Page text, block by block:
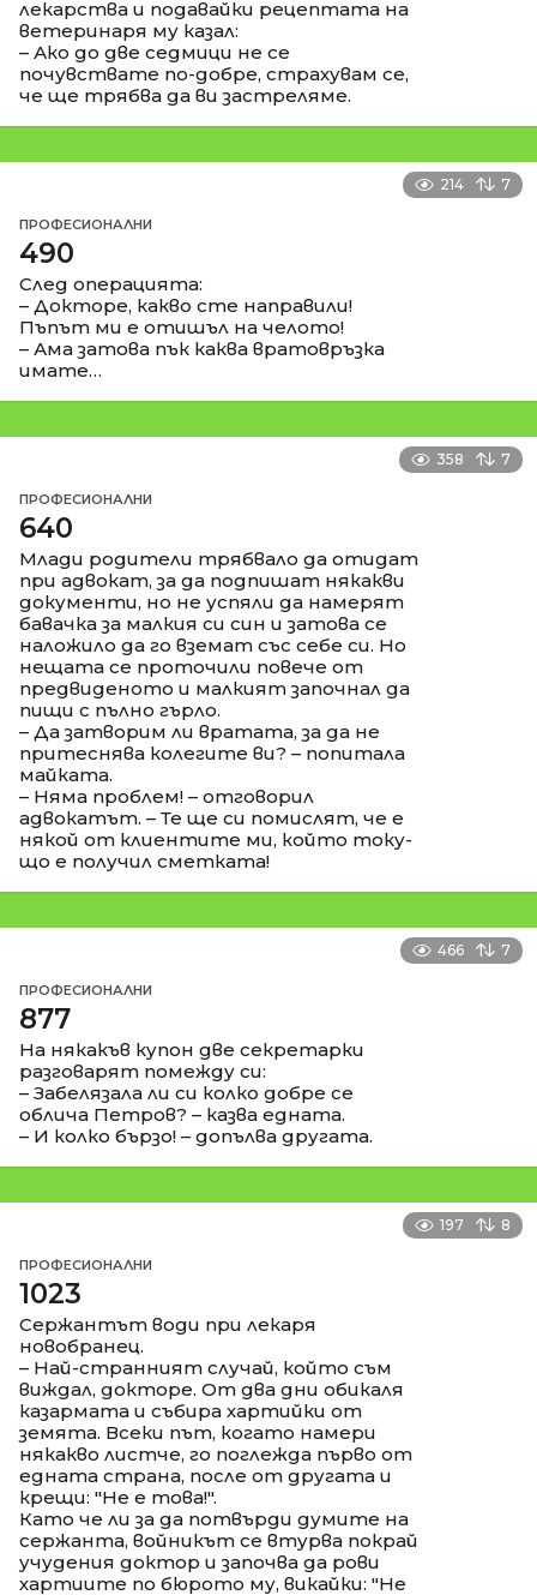
лекарства и подавайки рецептата на
ветеринаря му казал:
– Ако до две седмици не се
почувствате по-добре, страхувам се,
че ще трябва да ви застреляме.
214 7
ПРОФЕСИОНАЛНИ
490
След операцията:
– Докторе, какво сте направили!
Пъпът ми е отишъл на челото!
– Ама затова пък каква вратовръзка
имате…
358 7
ПРОФЕСИОНАЛНИ
640
Млади родители трябвало да отидат
при адвокат, за да подпишат някакви
документи, но не успяли да намерят
бавачка за малкия си син и затова се
наложило да го вземат със себе си. Но
нещата се проточили повече от
предвиденото и малкият започнал да
пищи с пълно гърло.
– Да затворим ли вратата, за да не
притеснява колегите ви? – попитала
майката.
– Няма проблем! – отговорил
адвокатът. – Те ще си помислят, че е
някой от клиентите ми, който току-
що е получил сметката!
466 7
ПРОФЕСИОНАЛНИ
877
На някакъв купон две секретарки
разговарят помежду си:
– Забелязала ли си колко добре се
облича Петров? – казва едната.
– И колко бързо! – допълва другата.
197 8
ПРОФЕСИОНАЛНИ
1023
Сержантът води при лекаря
новобранец.
– Най-странният случай, който съм
виждал, докторе. От два дни обикаля
казармата и събира хартийки от
земята. Всеки път, когато намери
някакво листче, го поглежда първо от
едната страна, после от другата и
крещи: "Не е това!".
Като че ли за да потвърди думите на
сержанта, войникът се втурва покрай
учудения доктор и започва да рови
хартиите по бюрото му, викайки: "Не